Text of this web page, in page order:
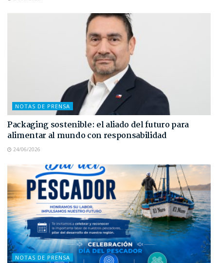
NOTAS DE PRENSA
Packaging sostenible: el aliado del futuro para
alimentar al mundo con responsabilidad
24/06/2026
NOTAS DE PRENSA